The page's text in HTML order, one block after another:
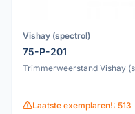
Vishay (spectrol)
75-P-201
Trimmerweerstand Vishay
Laatste exemplaren!: 513